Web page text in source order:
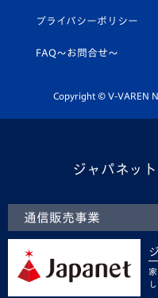
平和祈念活動
ホームタウン活動
スクール
公式LINE＠
プライバシーポリシー
FAQ〜お問合せ〜
Copyright © V-VAREN
ジャパネッ
通信販売事業